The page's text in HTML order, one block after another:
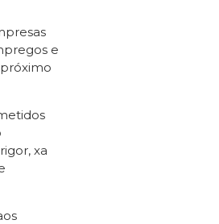
e
xa